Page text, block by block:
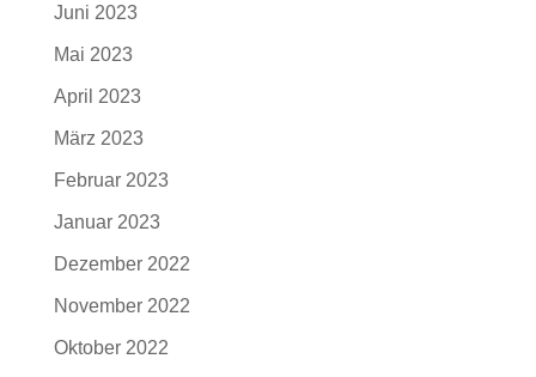
Juni 2023
Mai 2023
April 2023
März 2023
Februar 2023
Januar 2023
Dezember 2022
November 2022
Oktober 2022